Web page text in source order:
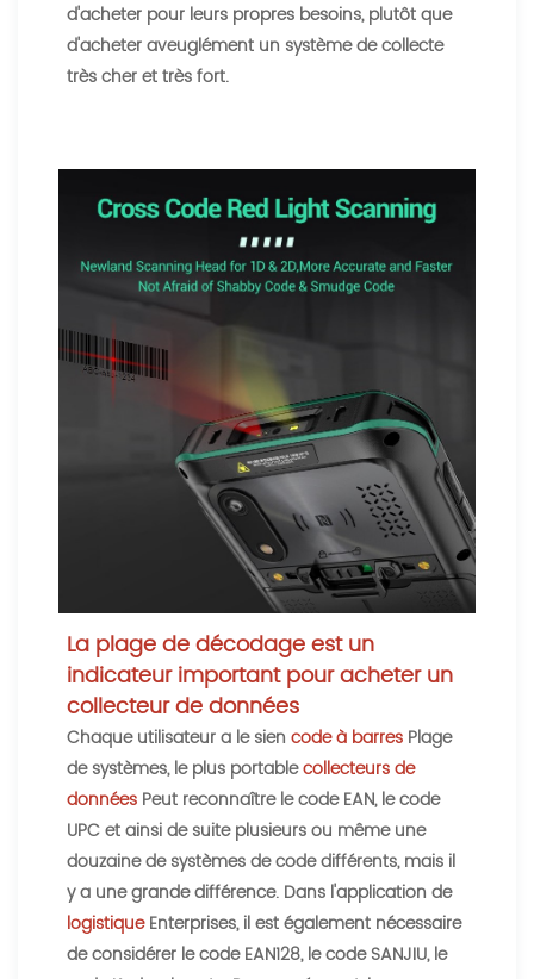
d'acheter pour leurs propres besoins, plutôt que
d'acheter aveuglément un système de collecte
très cher et très fort.
La plage de décodage est un
indicateur important pour acheter un
collecteur de données
Chaque utilisateur a le siencode à barres Plage
de systèmes, le plus portablecollecteurs de
données Peut reconnaître le code EAN, le code
UPC et ainsi de suite plusieurs ou même une
douzaine de systèmes de code différents, mais il
y a une grande différence. Dans l'application de
logistiqueEnterprises, il est également nécessaire
de considérer le code EAN128, le code SANJIU, le